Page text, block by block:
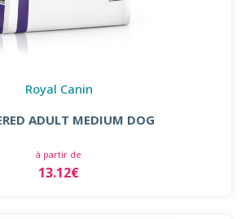
Royal Canin
ADULT MEDIUM DOG
à partir de
13.12€